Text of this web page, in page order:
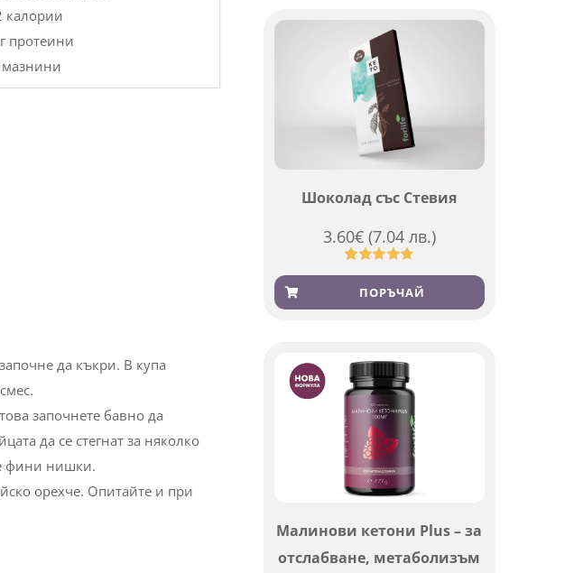
калории
протеини
мазнини
да къкри. В купа
започнете бавно да
да се стегнат за няколко
фини нишки.
орехче. Опитайте и при
Шоколад със Стевия
3.60€ (7.04 лв.)
Оценен
4.79от 5,
185
ПОРЪЧАЙ
Малинови кетони Plus – за
отслабване, метаболизъм